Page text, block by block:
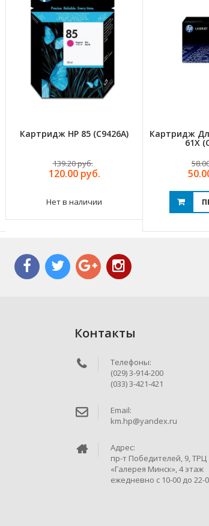
Картридж HP 85 (C9426A)
139.20 руб.
120.00 руб.
Нет в наличии
Картридж
61X
Контакты
Телефоны:
(029) 3-914-200
(033) 3-421-421
Email:
km.hp@yandex.ru
Адрес:
пр-т Победителей, 9, ТРЦ
«Галерея Минск», 4 этаж
ежедневно c 10-00 до 22-